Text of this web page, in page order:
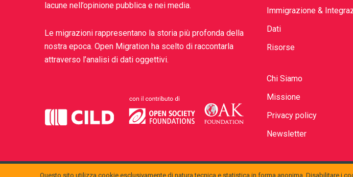
lacune nell’opinione pubblica e nei media.
Le migrazioni rappresentano la storia più profonda della
nostra epoca. Open Migration ha scelto di raccontarla
attraverso l’analisi di dati oggettivi.
Immigrazione &
Dati
Risorse
Chi Siamo
Missione
Privacy policy
Newsletter
Questo sito utilizza cookie esclusivamente di natura tecnica e statistica in forma anonima. Disabilitare i